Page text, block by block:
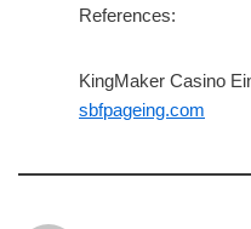
References:
KingMaker Casino
sbfpageing.com